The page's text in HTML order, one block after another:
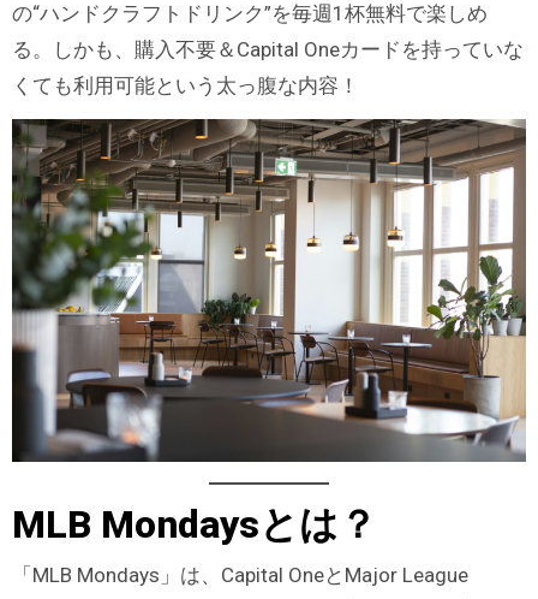
の“ハンドクラフトドリンク”を毎週1杯無料で楽しめ
る。しかも、購入不要＆Capital Oneカードを持っていな
くても利用可能という太っ腹な内容！
MLB Mondaysとは？
「MLB Mondays」は、Capital OneとMajor League